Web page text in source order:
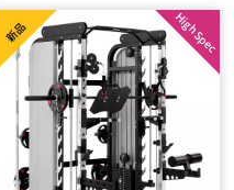
High Spec
新品